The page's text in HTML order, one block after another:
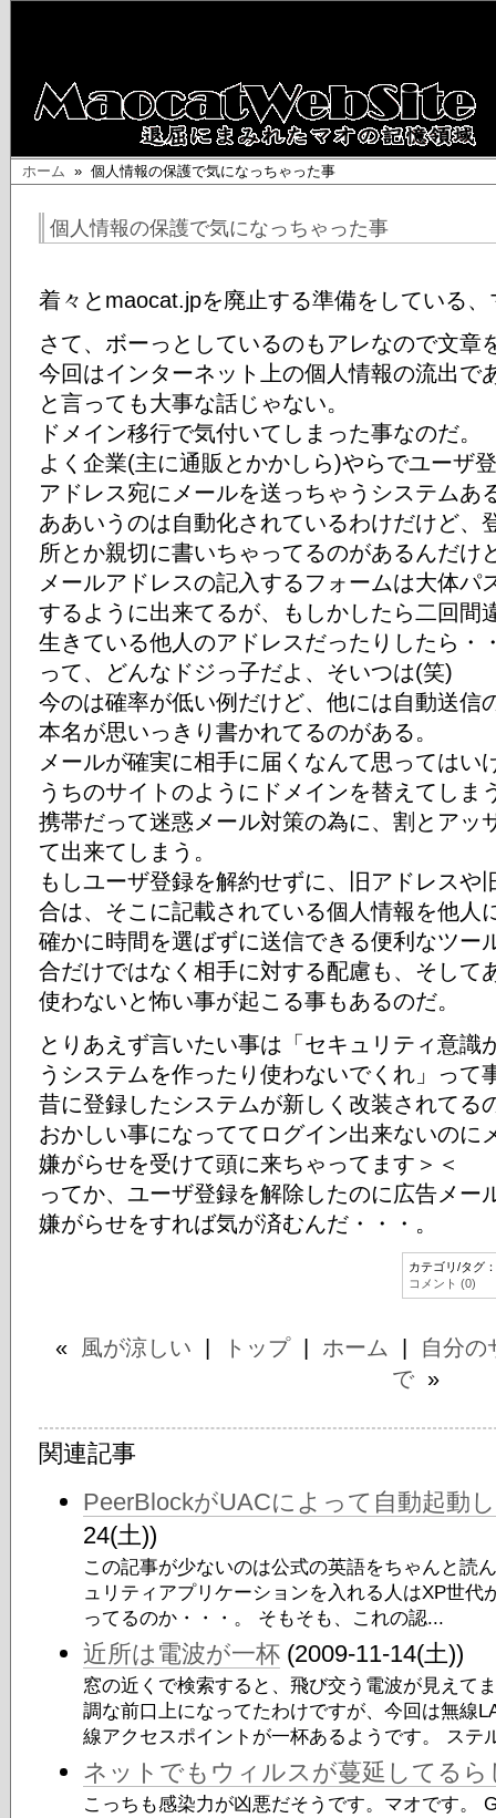
ホーム » 個人情報の保護で気になっちゃった事
個人情報の保護で気になっちゃった事
着々とmaocat.jpを廃止する準備をしている、
さて、ボーっとしているのもアレなので文章
今回はインターネット上の個人情報の流出で
と言っても大事な話じゃない。
ドメイン移行で気付いてしまった事なのだ。
よく企業(主に通販とかかしら)やらでユーザ
アドレス宛にメールを送っちゃうシステムあ
ああいうのは自動化されているわけだけど、
所とか親切に書いちゃってるのがあるんだけ
メールアドレスの記入するフォームは大体パ
するように出来てるが、もしかしたら二回間
生きている他人のアドレスだったりしたら・
って、どんなドジっ子だよ、そいつは(笑)
今のは確率が低い例だけど、他には自動送信
本名が思いっきり書かれてるのがある。
メールが確実に相手に届くなんて思ってはい
うちのサイトのようにドメインを替えてしま
携帯だって迷惑メール対策の為に、割とアッ
て出来てしまう。
もしユーザ登録を解約せずに、旧アドレスや
合は、そこに記載されている個人情報を他人
確かに時間を選ばずに送信できる便利なツー
合だけではなく相手に対する配慮も、そして
使わないと怖い事が起こる事もあるのだ。
とりあえず言いたい事は「セキュリティ意識
うシステムを作ったり使わないでくれ」って
昔に登録したシステムが新しく改装されてる
おかしい事になっててログイン出来ないのに
嫌がらせを受けて頭に来ちゃってます＞＜
ってか、ユーザ登録を解除したのに広告メー
嫌がらせをすれば気が済むんだ・・・。
カテゴリ/タグ：
コメント (0)
« 風が涼しい トップ| ホーム
自分の
で»
関連記事
PeerBlockがUACによって自動起動
24(土))
この記事が少ないのは公式の英語をちゃんと読
ュリティアプリケーションを入れる人はXP世代
ってるのか・・・。 そもそも、これの認...
近所は電波が一杯 (2009-11-14(土))
窓の近くで検索すると、飛び交う電波が見えて
調な前口上になってたわけですが、今回は無線
線アクセスポイントが一杯あるようです。 ステ
ネットでもウィルスが蔓延してるら
こっちも感染力が凶悪だそうです。マオです。